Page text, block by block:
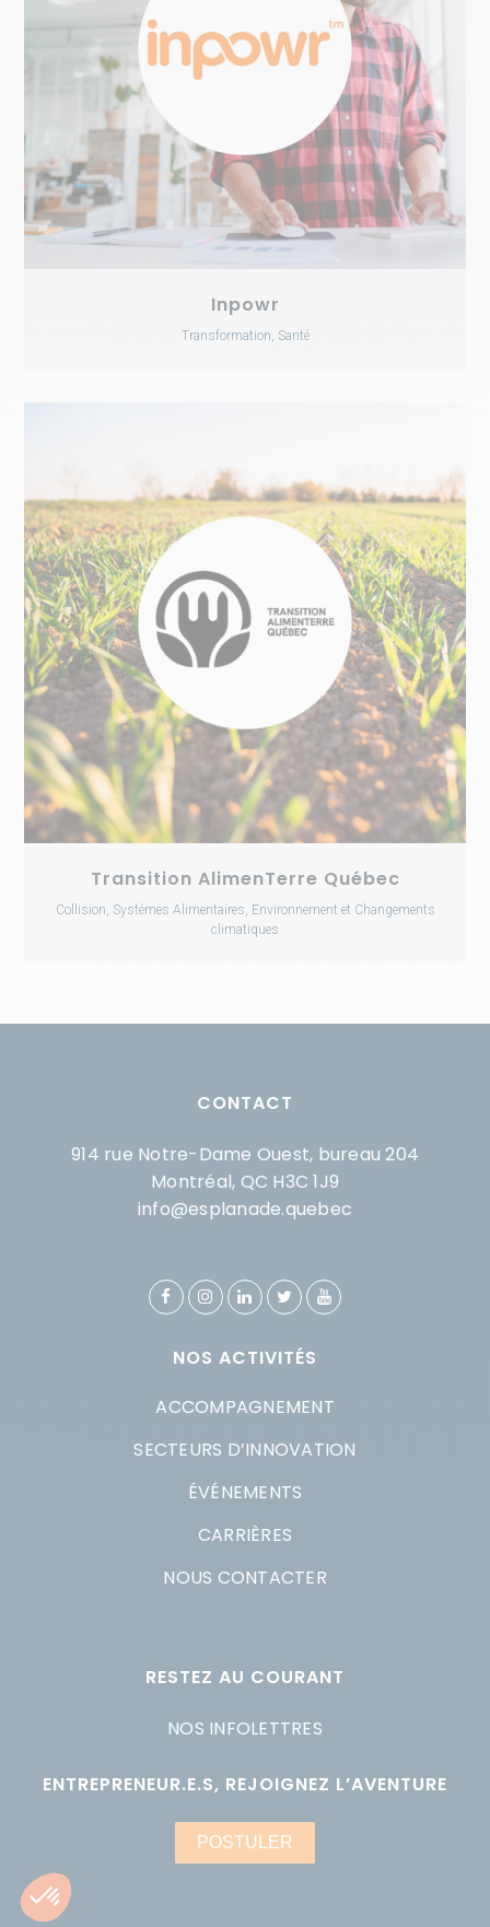
Inpowr
Transformation, Santé
Transition AlimenTerre Québec
Collision, Systèmes Alimentaires, Environnement et Changements
climatiques
CONTACT
914 rue Notre-Dame Ouest, bureau 204
Montréal, QC H3C 1J9
info@esplanade.quebec
NOS ACTIVITÉS
ACCOMPAGNEMENT
SECTEURS D’INNOVATION
ÉVÉNEMENTS
CARRIÈRES
NOUS CONTACTER
RESTEZ AU COURANT
NOS INFOLETTRES
ENTREPRENEUR.E.S, REJOIGNEZ L’AVENTURE
POSTULER